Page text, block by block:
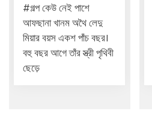
#গল্প কেউ নেই পাশে
আফছানা খানম অথৈ লেদু
মিয়ার বয়স একশ পাঁচ বছর।
বহু বছর আগে তাঁর স্ত্রী পৃথিবী
ছেড়ে